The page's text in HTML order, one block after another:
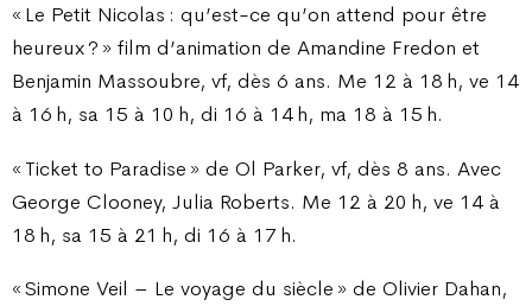
« Le Petit Nicolas : qu’est-ce qu’on attend pour être
heureux ? » film d’animation de Amandine Fredon et
Benjamin Massoubre, vf, dès 6 ans. Me 12 à 18 h, ve 14
à 16 h, sa 15 à 10 h, di 16 à 14 h, ma 18 à 15 h.
« Ticket to Paradise » de Ol Parker, vf, dès 8 ans. Avec
George Clooney, Julia Roberts. Me 12 à 20 h, ve 14 à
18 h, sa 15 à 21 h, di 16 à 17 h.
« Simone Veil – Le voyage du siècle » de Olivier Dahan,